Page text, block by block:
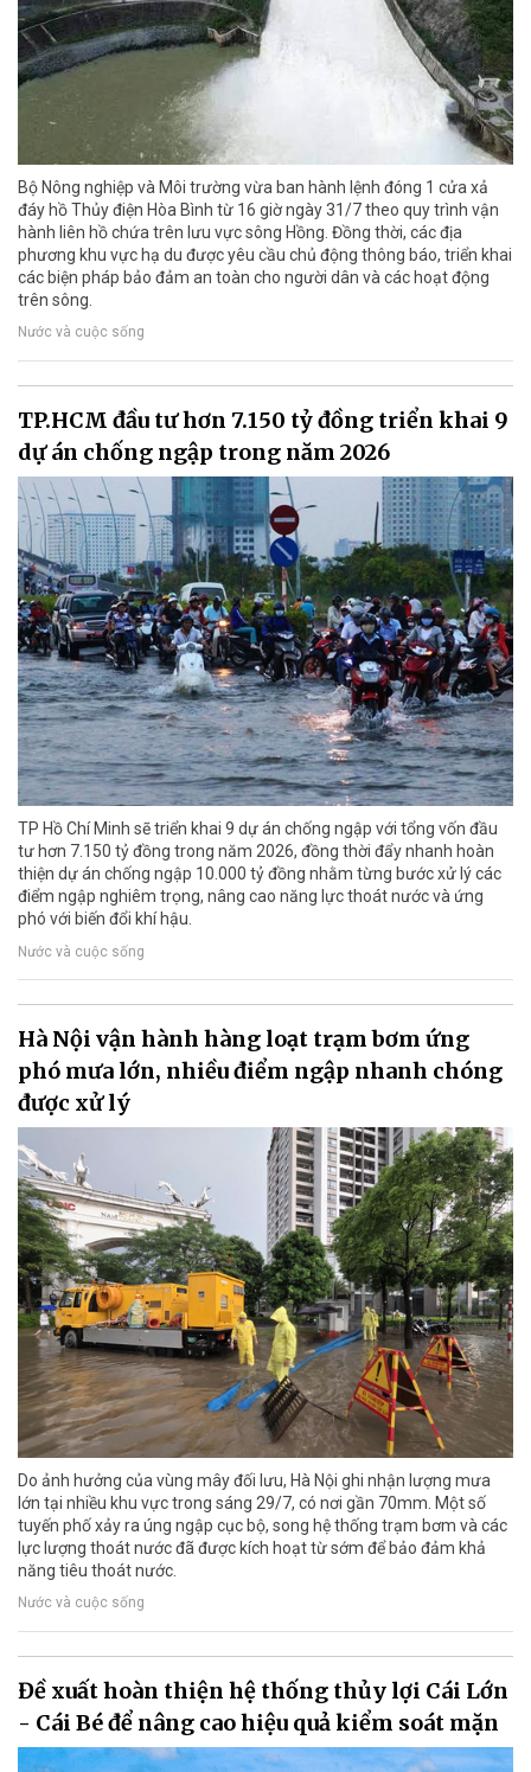
Bộ Nông nghiệp và Môi trường vừa ban hành lệnh đóng 1 cửa xả
đáy hồ Thủy điện Hòa Bình từ 16 giờ ngày 31/7 theo quy trình vận
hành liên hồ chứa trên lưu vực sông Hồng. Đồng thời, các địa
phương khu vực hạ du được yêu cầu chủ động thông báo, triển khai
các biện pháp bảo đảm an toàn cho người dân và các hoạt động
trên sông.
Nước và cuộc sống
TP.HCM đầu tư hơn 7.150 tỷ đồng triển khai 9
dự án chống ngập trong năm 2026
TP Hồ Chí Minh sẽ triển khai 9 dự án chống ngập với tổng vốn đầu
tư hơn 7.150 tỷ đồng trong năm 2026, đồng thời đẩy nhanh hoàn
thiện dự án chống ngập 10.000 tỷ đồng nhằm từng bước xử lý các
điểm ngập nghiêm trọng, nâng cao năng lực thoát nước và ứng
phó với biến đổi khí hậu.
Nước và cuộc sống
Hà Nội vận hành hàng loạt trạm bơm ứng
phó mưa lớn, nhiều điểm ngập nhanh chóng
được xử lý
Do ảnh hưởng của vùng mây đối lưu, Hà Nội ghi nhận lượng mưa
lớn tại nhiều khu vực trong sáng 29/7, có nơi gần 70mm. Một số
tuyến phố xảy ra úng ngập cục bộ, song hệ thống trạm bơm và các
lực lượng thoát nước đã được kích hoạt từ sớm để bảo đảm khả
năng tiêu thoát nước.
Nước và cuộc sống
Đề xuất hoàn thiện hệ thống thủy lợi Cái Lớn
- Cái Bé để nâng cao hiệu quả kiểm soát mặn